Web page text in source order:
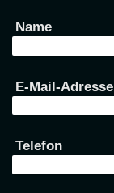
Name
E-Mail-
Telefon